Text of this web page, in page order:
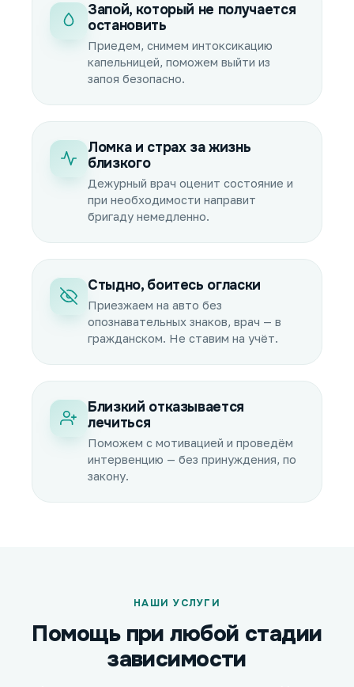
Запой, который не получается
остановить
Приедем, снимем интоксикацию
капельницей, поможем выйти из
запоя безопасно.
Ломка и страх за жизнь
близкого
Дежурный врач оценит состояние и
при необходимости направит
бригаду немедленно.
Стыдно, боитесь огласки
Приезжаем на авто без
опознавательных знаков, врач — в
гражданском. Не ставим на учёт.
Близкий отказывается
лечиться
Поможем с мотивацией и проведём
интервенцию — без принуждения, по
закону.
НАШИ УСЛУГИ
Помощь при любой стадии
зависимости